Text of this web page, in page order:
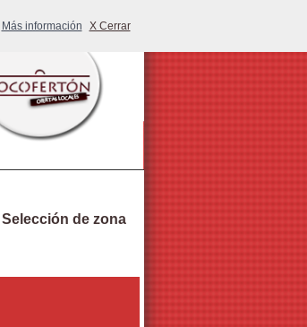
Más información X Cerrar
Selección de zona